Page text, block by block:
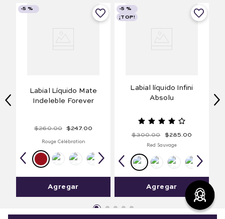
-5 %
Labial Líquido Mate
Indeleble Forever
$260.00 $247. 00
Rouge Célébration
Agregar
-5 %
¡TOP!
Labial líquido Infini
Absolu
$300.00 $285.00
Red Sauvage
Agregar